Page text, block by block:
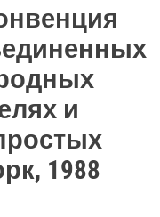
и
1988